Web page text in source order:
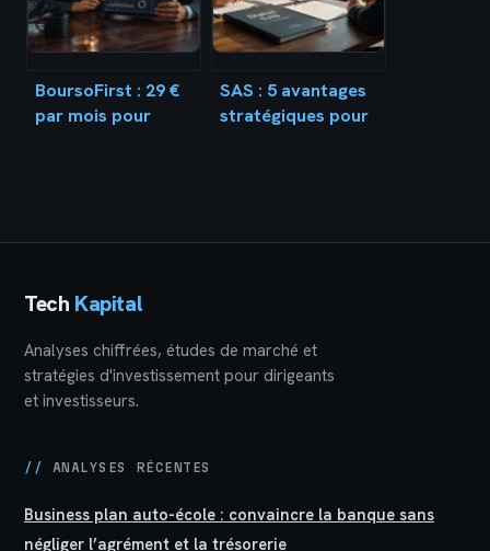
BoursoFirst : 29 €
par mois pour
SAS : 5 avantages
stratégiques pour
Tech Kapital
Analyses chiffrées, études de marché et
stratégies d'investissement pour dirigeants
et investisseurs.
// ANALYSES RÉCENTES
Business plan auto-école : convaincre la banque sans
négliger l’agrément et la trésorerie